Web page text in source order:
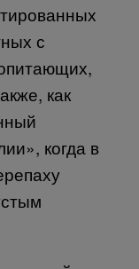
с
как
когда в